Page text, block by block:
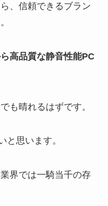
、信頼できるブラン
高品質な静音性能PC
も晴れるはずです。
と思います。
界では一騎当千の存